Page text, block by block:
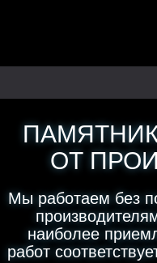
ОТ
Мы работаем без
наиболее
работ